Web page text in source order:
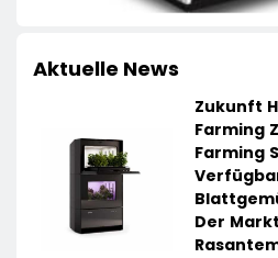
Aktuelle News
Zukunft
Farming
Farming
Der